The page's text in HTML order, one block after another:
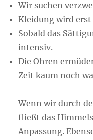
Wir suchen
Kleidung wird
Sobald das
intensiv.
Die Ohren
Zeit kaum noch
Wenn wir durch
fließt das
Anpassung.